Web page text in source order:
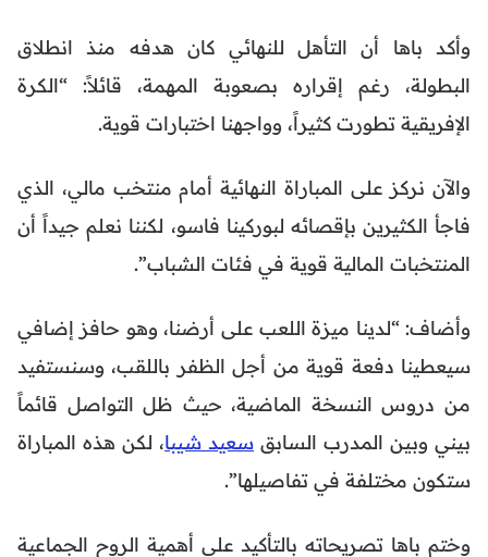
وأكد باها أن التأهل للنهائي كان هدفه منذ انطلاق
البطولة، رغم إقراره بصعوبة المهمة، قائلاً: “الكرة
الإفريقية تطورت كثيراً، وواجهنا اختبارات قوية.
والآن نركز على المباراة النهائية أمام منتخب مالي، الذي
فاجأ الكثيرين بإقصائه لبوركينا فاسو، لكننا نعلم جيداً أن
المنتخبات المالية قوية في فئات الشباب”.
وأضاف: “لدينا ميزة اللعب على أرضنا، وهو حافز إضافي
سيعطينا دفعة قوية من أجل الظفر باللقب، وسنستفيد
من دروس النسخة الماضية، حيث ظل التواصل قائماً
بيني وبين المدرب السابق سعيد شيبا، لكن هذه المباراة
ستكون مختلفة في تفاصيلها”.
وختم باها تصريحاته بالتأكيد على أهمية الروح الجماعية